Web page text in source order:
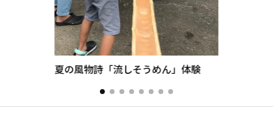
夏の風物詩「流しそうめん」体験